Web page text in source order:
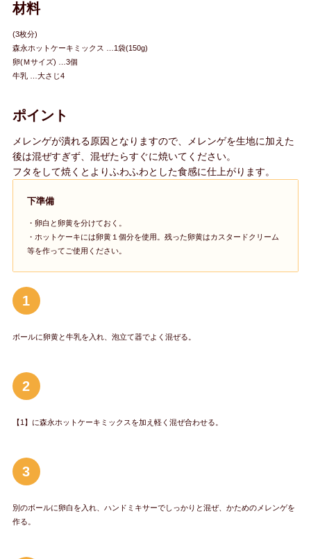
材料
(3枚分)
森永ホットケーキミックス …1袋(150g)
卵(Ｍサイズ) …3個
牛乳 …大さじ4
ポイント
メレンゲが潰れる原因となりますので、メレンゲを生地に加えた
後は混ぜすぎず、混ぜたらすぐに焼いてください。
フタをして焼くとよりふわふわとした食感に仕上がります。
下準備
・卵白と卵黄を分けておく。
・ホットケーキには卵黄１個分を使用。残った卵黄はカスタードクリーム
等を作ってご使用ください。
1
ボールに卵黄と牛乳を入れ、泡立て器でよく混ぜる。
2
【1】に森永ホットケーキミックスを加え軽く混ぜ合わせる。
3
別のボールに卵白を入れ、ハンドミキサーでしっかりと混ぜ、かためのメレンゲを
作る。